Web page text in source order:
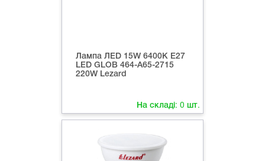
Лампа ЛED 15W 6400К Е27
LED GLOB 464-А65-2715
220W Lezard
На складі: 0 шт.